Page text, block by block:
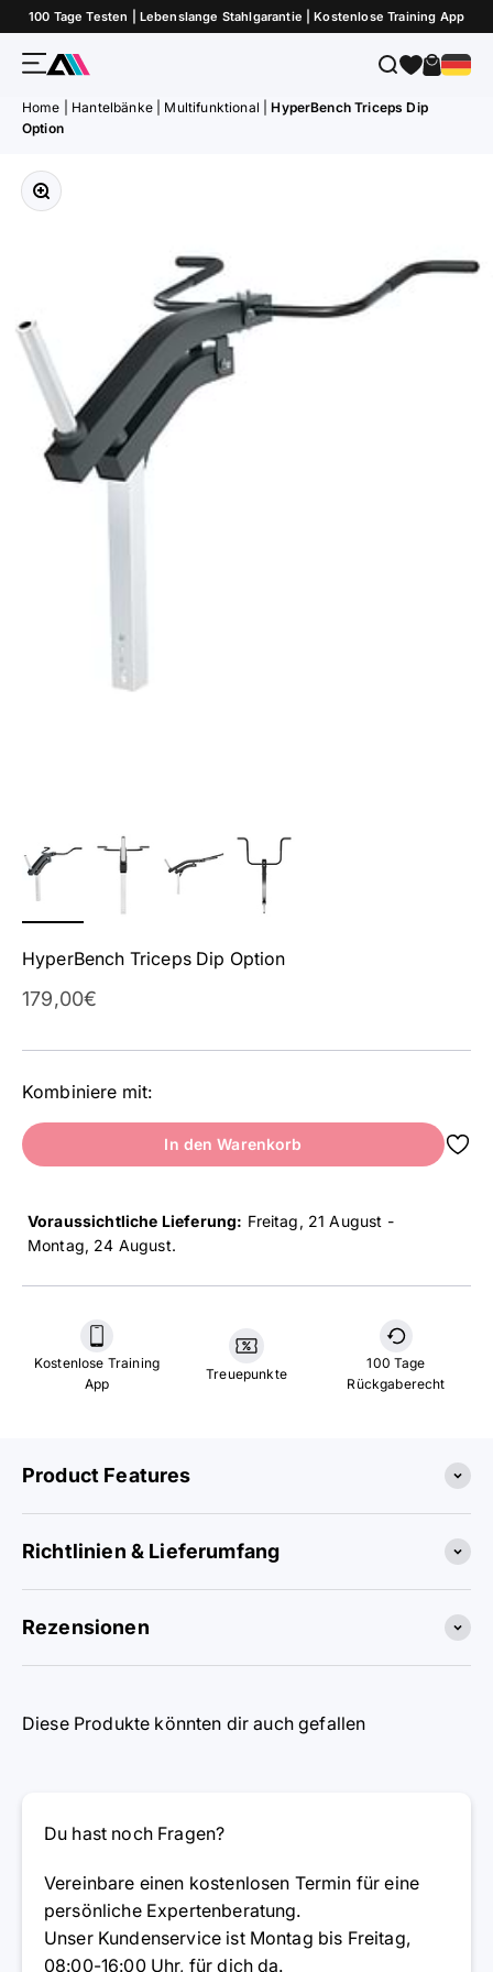
Zum Inhalt springen
100 Tage Testen | Lebenslange Stahlgarantie | Kostenlose Training App
MenüATLETICA Suche
Home Hantelbänke Multifunktional
HyperBench Triceps Dip
Option
Bild vergrößern
HyperBench Triceps Dip Option
Angebot
179,00€
Kombiniere mit:
In den Warenkorb
Voraussichtliche Lieferung: Freitag, 21 August -
Montag, 24 August.
Kostenlose Training
App
Treuepunkte
100 Tage
Rückgaberecht
Product Features
Richtlinien & Lieferumfang
Rezensionen
Diese Produkte könnten dir auch gefallen
Du hast noch Fragen?
Vereinbare einen kostenlosen Termin für eine
persönliche Expertenberatung.
Unser Kundenservice ist Montag bis Freitag,
08:00-16:00 Uhr, für dich da.